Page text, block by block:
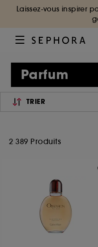
Laissez-vous inspirer
Parfum
TRIER
2 389 Produits